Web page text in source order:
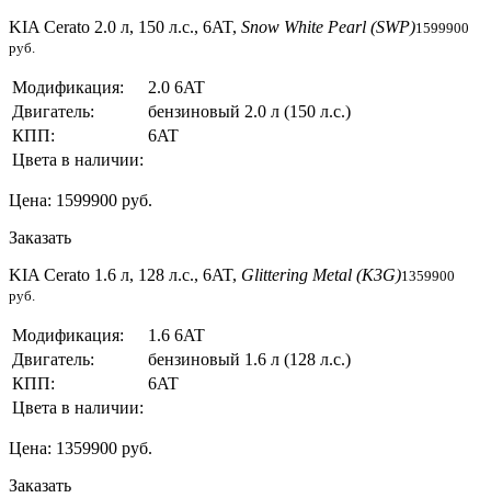
KIA Cerato 2.0 л, 150 л.с., 6AT, Snow White Pearl (SWP)1599900
руб.
Модификация:
2.0 6AT
Двигатель:
бензиновый 2.0 л (150 л.с.)
КПП:
6AT
Цвета в наличии:
Цена: 1599900 руб.
Заказать
KIA Cerato 1.6 л, 128 л.с., 6AT, Glittering Metal (K3G)1359900
руб.
Модификация:
1.6 6AT
Двигатель:
бензиновый 1.6 л (128 л.с.)
КПП:
6AT
Цвета в наличии:
Цена: 1359900 руб.
Заказать